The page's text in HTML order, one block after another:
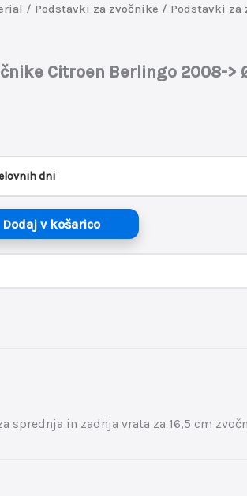
/ Podstavki za zvočnike / Podstavki za
Citroen Berlingo 2008->
dni
Dodaj v košarico
in zadnja vrata za 16,5 cm